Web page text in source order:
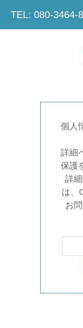
TEL: 080-3464-
個人
詳細
保護
詳
は、
お